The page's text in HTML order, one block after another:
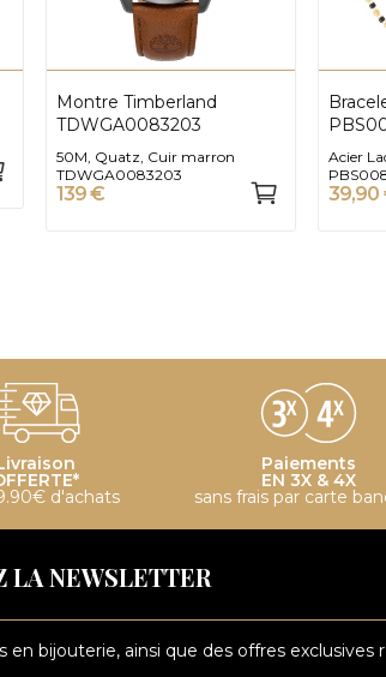
Montre Timberland
TDWGA0083203
50M, Quatz, Cuir marron
TDWGA0083203
139 €
Acier
39,90
d'achats
Paiements
EN 3X & 4X
sans frais par carte
LA NEWSLETTER
bijouterie, ainsi que des offres exclusives